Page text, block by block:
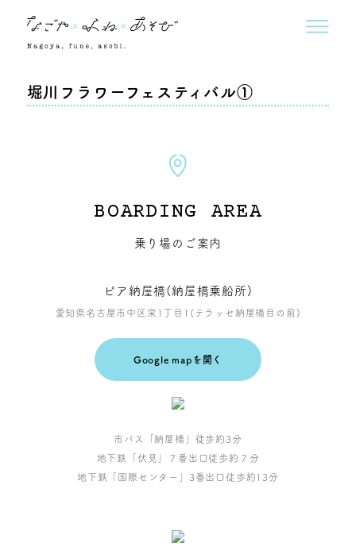
堀川フラワーフェスティバル①
BOARDING AREA
乗り場のご案内
ピア納屋橋(納屋橋乗船所)
愛知県名古屋市中区栄1丁目1(テラッセ納屋橋目の前)
Google mapを開く
市バス「納屋橋」徒歩約3分
地下鉄「伏見」７番出口徒歩約７分
地下鉄「国際センター」3番出口徒歩約13分